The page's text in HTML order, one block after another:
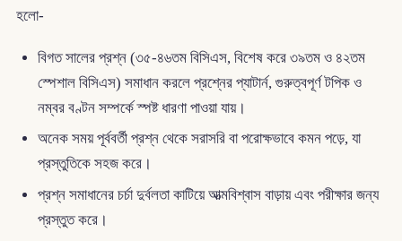
হলো-
বিগত সালের প্রশ্ন (৩৫-৪৬তম বিসিএস, বিশেষ করে ৩৯তম ও ৪২তম
স্পেশাল বিসিএস) সমাধান করলে প্রশ্নের প্যাটার্ন, গুরুত্বপূর্ণ টপিক ও
নম্বর বণ্টন সম্পর্কে স্পষ্ট ধারণা পাওয়া যায়।
অনেক সময় পূর্ববর্তী প্রশ্ন থেকে সরাসরি বা পরোক্ষভাবে কমন পড়ে, যা
প্রস্তুতিকে সহজ করে।
প্রশ্ন সমাধানের চর্চা দুর্বলতা কাটিয়ে আত্মবিশ্বাস বাড়ায় এবং পরীক্ষার জন্য
প্রস্তুত করে।